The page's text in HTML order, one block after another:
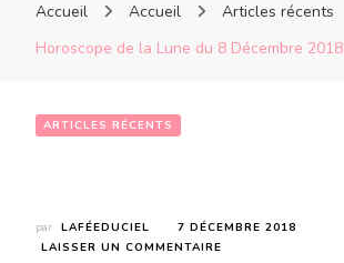
Accueil Accueil
Articles récents
Horoscope de la Lune du 8 Décembre 2018
ARTICLES RÉCENTS
par LAFÉEDUCIEL
7 DÉCEMBRE 2018
LAISSER UN COMMENTAIRE